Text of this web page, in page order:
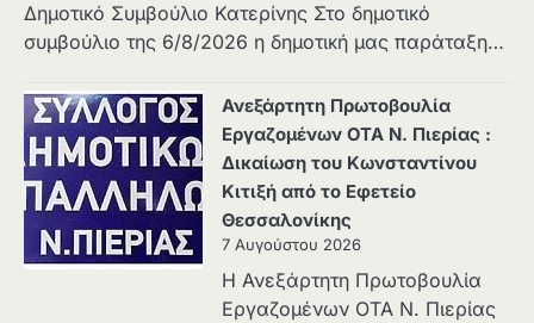
Δημοτικό Συμβούλιο Κατερίνης Στο δημοτικό
συμβούλιο της 6/8/2026 η δημοτική μας παράταξη…
Ανεξάρτητη Πρωτοβουλία
Εργαζομένων ΟΤΑ Ν. Πιερίας :
Δικαίωση του Κωνσταντίνου
Κιτιξή από το Εφετείο
Θεσσαλονίκης
7 Αυγούστου 2026
Η Ανεξάρτητη Πρωτοβουλία
Εργαζομένων ΟΤΑ Ν. Πιερίας